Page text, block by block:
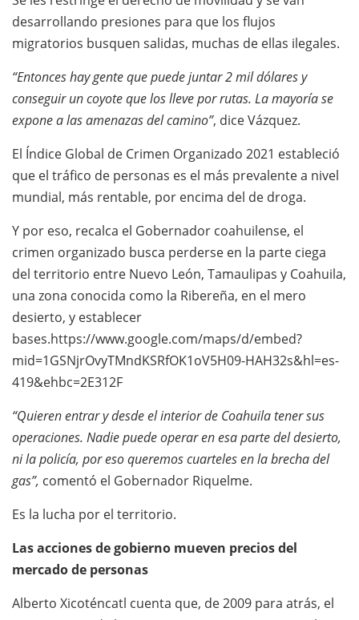
desarrollando presiones para que los flujos
migratorios busquen salidas, muchas de ellas ilegales.
“Entonces hay gente que puede juntar 2 mil dólares y
conseguir un coyote que los lleve por rutas. La mayoría se
expone a las amenazas del camino”, dice Vázquez.
El Índice Global de Crimen Organizado 2021 estableció
que el tráfico de personas es el más prevalente a nivel
mundial, más rentable, por encima del de droga.
Y por eso, recalca el Gobernador coahuilense, el
crimen organizado busca perderse en la parte ciega
del territorio entre Nuevo León, Tamaulipas y Coahuila,
una zona conocida como la Ribereña, en el mero
desierto, y establecer
bases.https://www.google.com/maps/d/embed?
mid=1GSNjrOvyTMndKSRfOK1oV5H09-HAH32s&hl=es-
419&ehbc=2E312F
“Quieren entrar y desde el interior de Coahuila tener sus
operaciones. Nadie puede operar en esa parte del desierto,
ni la policía, por eso queremos cuarteles en la brecha del
gas”, comentó el Gobernador Riquelme.
Es la lucha por el territorio.
Las acciones de gobierno mueven precios del
mercado de personas
Alberto Xicoténcatl cuenta que, de 2009 para atrás, el